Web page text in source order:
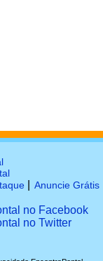
Anuncie Grátis